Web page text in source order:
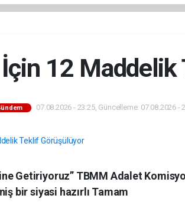
12
07.08.2026 - 23:25, Güncelleme: 07.08.2026 -
Getiriyoruz” TBMM Adalet
bir siyasi hazırlı Tamam